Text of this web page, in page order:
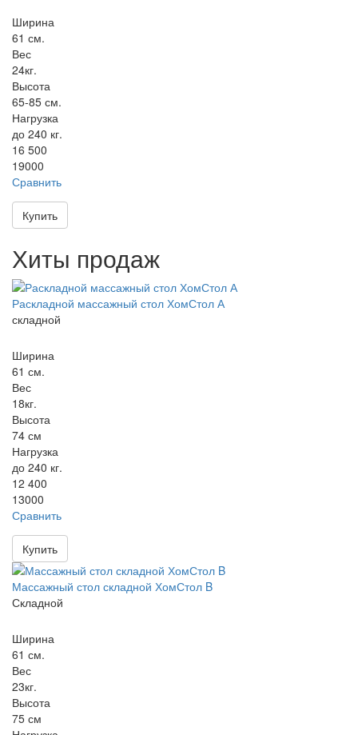
Ширина
61 см.
Вес
24кг.
Высота
65-85 см.
Нагрузка
до 240 кг.
16 500
19000
Сравнить
Купить
Хиты продаж
Раскладной массажный стол ХомСтол А
складной
Ширина
61 см.
Вес
18кг.
Высота
74 см
Нагрузка
до 240 кг.
12 400
13000
Сравнить
Купить
Массажный стол складной ХомСтол B
Складной
Ширина
61 см.
Вес
23кг.
Высота
75 см